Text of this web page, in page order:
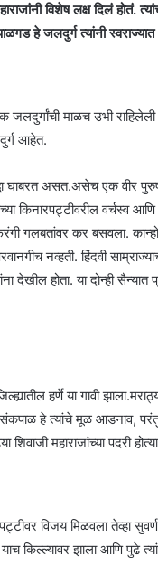
विशेष लक्ष दिलं होतं.
हे जलदुर्ग त्यांनी
जलदुर्गांची माळच उभी
आहेत.
घाबरत असत.असेच एक वीर
किनारपट्टीवरील वर्चस्व
गलबतांवर कर बसवला.
परवानगीच नव्हती. हिंदवी
देखील होता. या दोन्ही
हर्णे या गावी
हे त्यांचे मूळ आडनाव, परंतु
महाराजांच्या पदरी
विजय मिळवला तेव्हा
किल्ल्यावर झाला आणि पुढे